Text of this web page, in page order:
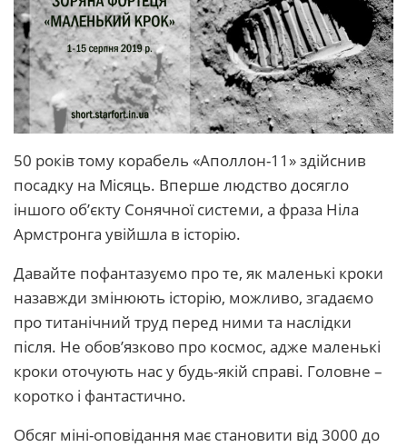
50 років тому корабель «Аполлон-11» здійснив
посадку на Місяць. Вперше людство досягло
іншого об’єкту Сонячної системи, а фраза Ніла
Армстронга увійшла в історію.
Давайте пофантазуємо про те, як маленькі кроки
назавжди змінюють історію, можливо, згадаємо
про титанічний труд перед ними та наслідки
після. Не обов’язково про космос, адже маленькі
кроки оточують нас у будь-якій справі. Головне –
коротко і фантастично.
Обсяг міні-оповідання має становити від 3000 до